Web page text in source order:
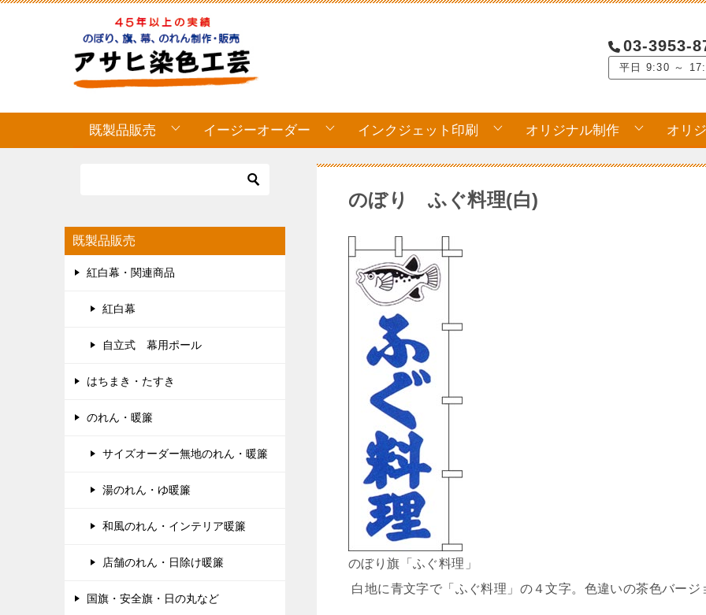
03-3953-
平日 9:30 ～
既製品販売 イージーオーダー インクジェット印刷 オリジナル制作 オリ
のぼり ふぐ料理(白)
のぼり旗「ふぐ料理」
白地に青文字で「ふぐ料理」の４文字。色違いの茶色バー
既製品販売
紅白幕・関連商品
紅白幕
自立式 幕用ポール
はちまき・たすき
のれん・暖簾
サイズオーダー無地のれん・暖簾
湯のれん・ゆ暖簾
和風のれん・インテリア暖簾
店舗のれん・日除け暖簾
国旗・安全旗・日の丸など